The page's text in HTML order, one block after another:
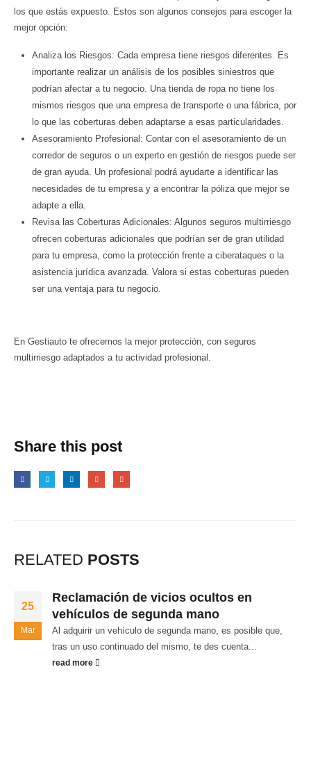
los que estás expuesto. Estos son algunos consejos para escoger la
mejor opción:
Analiza los Riesgos: Cada empresa tiene riesgos diferentes. Es
importante realizar un análisis de los posibles siniestros que
podrían afectar a tu negocio. Una tienda de ropa no tiene los
mismos riesgos que una empresa de transporte o una fábrica, por
lo que las coberturas deben adaptarse a esas particularidades.
Asesoramiento Profesional: Contar con el asesoramiento de un
corredor de seguros o un experto en gestión de riesgos puede ser
de gran ayuda. Un profesional podrá ayudarte a identificar las
necesidades de tu empresa y a encontrar la póliza que mejor se
adapte a ella.
Revisa las Coberturas Adicionales: Algunos seguros multirriesgo
ofrecen coberturas adicionales que podrían ser de gran utilidad
para tu empresa, como la protección frente a ciberataques o la
asistencia jurídica avanzada. Valora si estas coberturas pueden
ser una ventaja para tu negocio.
En Gestiauto te ofrecemos la mejor protección, con seguros
multirriesgo adaptados a tu actividad profesional.
Share this post
RELATED POSTS
25
Mar
Reclamación de vicios ocultos en
vehículos de segunda mano
Al adquirir un vehículo de segunda mano, es posible que,
tras un uso continuado del mismo, te des cuenta...
read more